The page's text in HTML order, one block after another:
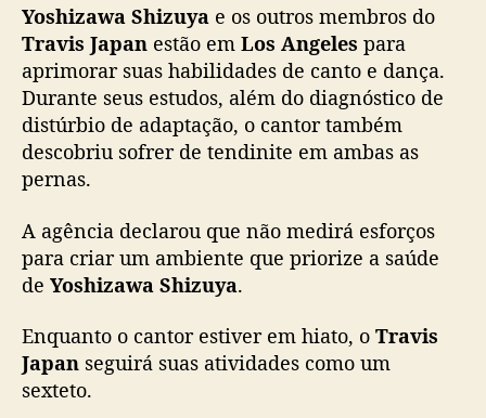
a
t
v
i
d
a
s
p
r
o
Yoshizawa Shizuya e os outros membros do
Travis Japan estão em Los Angeles para
aprimorar suas habilidades de canto e dança.
Durante seus estudos, além do diagnóstico de
distúrbio de adaptação, o cantor também
descobriu sofrer de tendinite em ambas as
pernas.
A agência declarou que não medirá esforços
para criar um ambiente que priorize a saúde
de Yoshizawa Shizuya.
Enquanto o cantor estiver em hiato, o Travis
Japan seguirá suas atividades como um
sexteto.